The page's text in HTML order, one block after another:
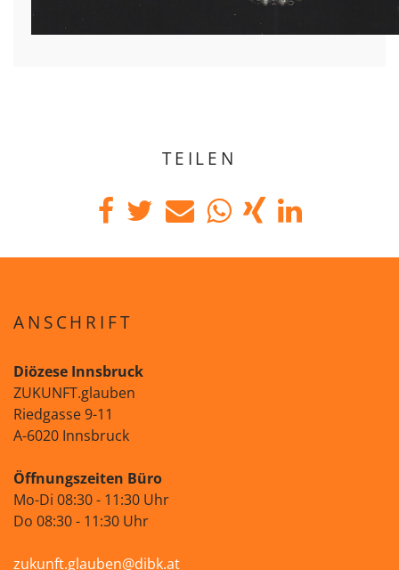
TEILEN
ANSCHRIFT
Diözese Innsbruck
ZUKUNFT.glauben
Riedgasse 9-11
A-6020 Innsbruck
Öffnungszeiten Büro
Mo-Di 08:30 - 11:30 Uhr
Do 08:30 - 11:30 Uhr
zukunft.glauben@dibk.at